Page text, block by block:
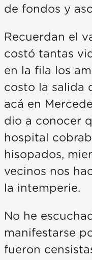
de fondos y
Recuerdan el
costó tantas
en la fila los
costo la salida
acá en
dio a conocer
hospital
hisopados,
vecinos nos
la intemperie.
No he
manifestarse
fueron